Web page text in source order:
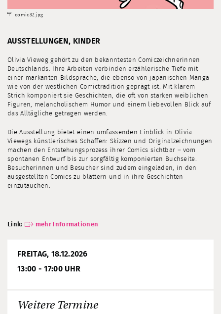
comic32.jpg
AUSSTELLUNGEN, KINDER
Olivia Vieweg gehört zu den bekanntesten Comiczeichnerinnen
Deutschlands. Ihre Arbeiten verbinden erzählerische Tiefe mit
einer markanten Bildsprache, die ebenso von japanischen Manga
wie von der westlichen Comictradition geprägt ist. Mit klarem
Strich komponiert sie Geschichten, die oft von starken weiblichen
Figuren, melancholischem Humor und einem liebevollen Blick auf
das Alltägliche getragen werden.
Die Ausstellung bietet einen umfassenden Einblick in Olivia
Viewegs künstlerisches Schaffen: Skizzen und Originalzeichnungen
machen den Entstehungsprozess ihrer Comics sichtbar – vom
spontanen Entwurf bis zur sorgfältig komponierten Buchseite.
Besucherinnen und Besucher sind zudem eingeladen, in den
ausgestellten Comics zu blättern und in ihre Geschichten
einzutauchen.
Link: mehr Informationen
FREITAG, 18.12.2026
13:00 - 17:00 UHR
Weitere Termine